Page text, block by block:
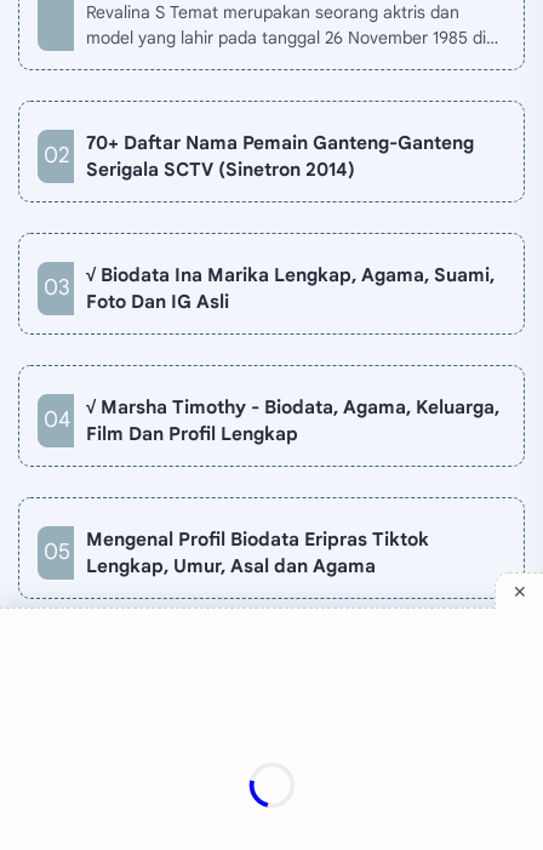
Revalina S Temat merupakan seorang aktris dan
model yang lahir pada tanggal 26 November 1985 di
70+ Daftar Nama Pemain Ganteng-Ganteng
Serigala SCTV (Sinetron 2014)
√ Biodata Ina Marika Lengkap, Agama, Suami,
Foto Dan IG Asli
√ Marsha Timothy - Biodata, Agama, Keluarga,
Film Dan Profil Lengkap
Mengenal Profil Biodata Eripras Tiktok
Lengkap, Umur, Asal dan Agama
Privacy Policy